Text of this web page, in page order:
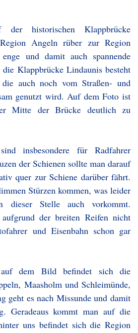
historischen Klappbrücke
Angeln rüber zur Region
und damit auch spannende
Klappbrücke Lindaunis besteht
auch noch vom Straßen- und
genutzt wird. Auf dem Foto ist
Mitte der Brücke deutlich zu
insbesondere für Radfahrer
der Schienen sollte man darauf
quer zur Schiene darüber fährt.
Stürzen kommen, was leider
Stelle auch vorkommt.
der breiten Reifen nicht
und Eisenbahn schon gar
dem Bild befindet sich die
Maasholm und Schleimünde,
geht es nach Missunde und damit
Geradeaus kommt man auf die
uns befindet sich die Region